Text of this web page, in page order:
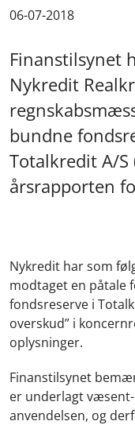
06-07-2018
Finanstilsynet
Nykredit
bundne
Totalkredit A/S
årsrapporten
Nykredit har som
modtaget en påtale
fondsreserve i
overskud” i
oplysninger.
Finanstilsynet
er underlagt
anvendelsen, og